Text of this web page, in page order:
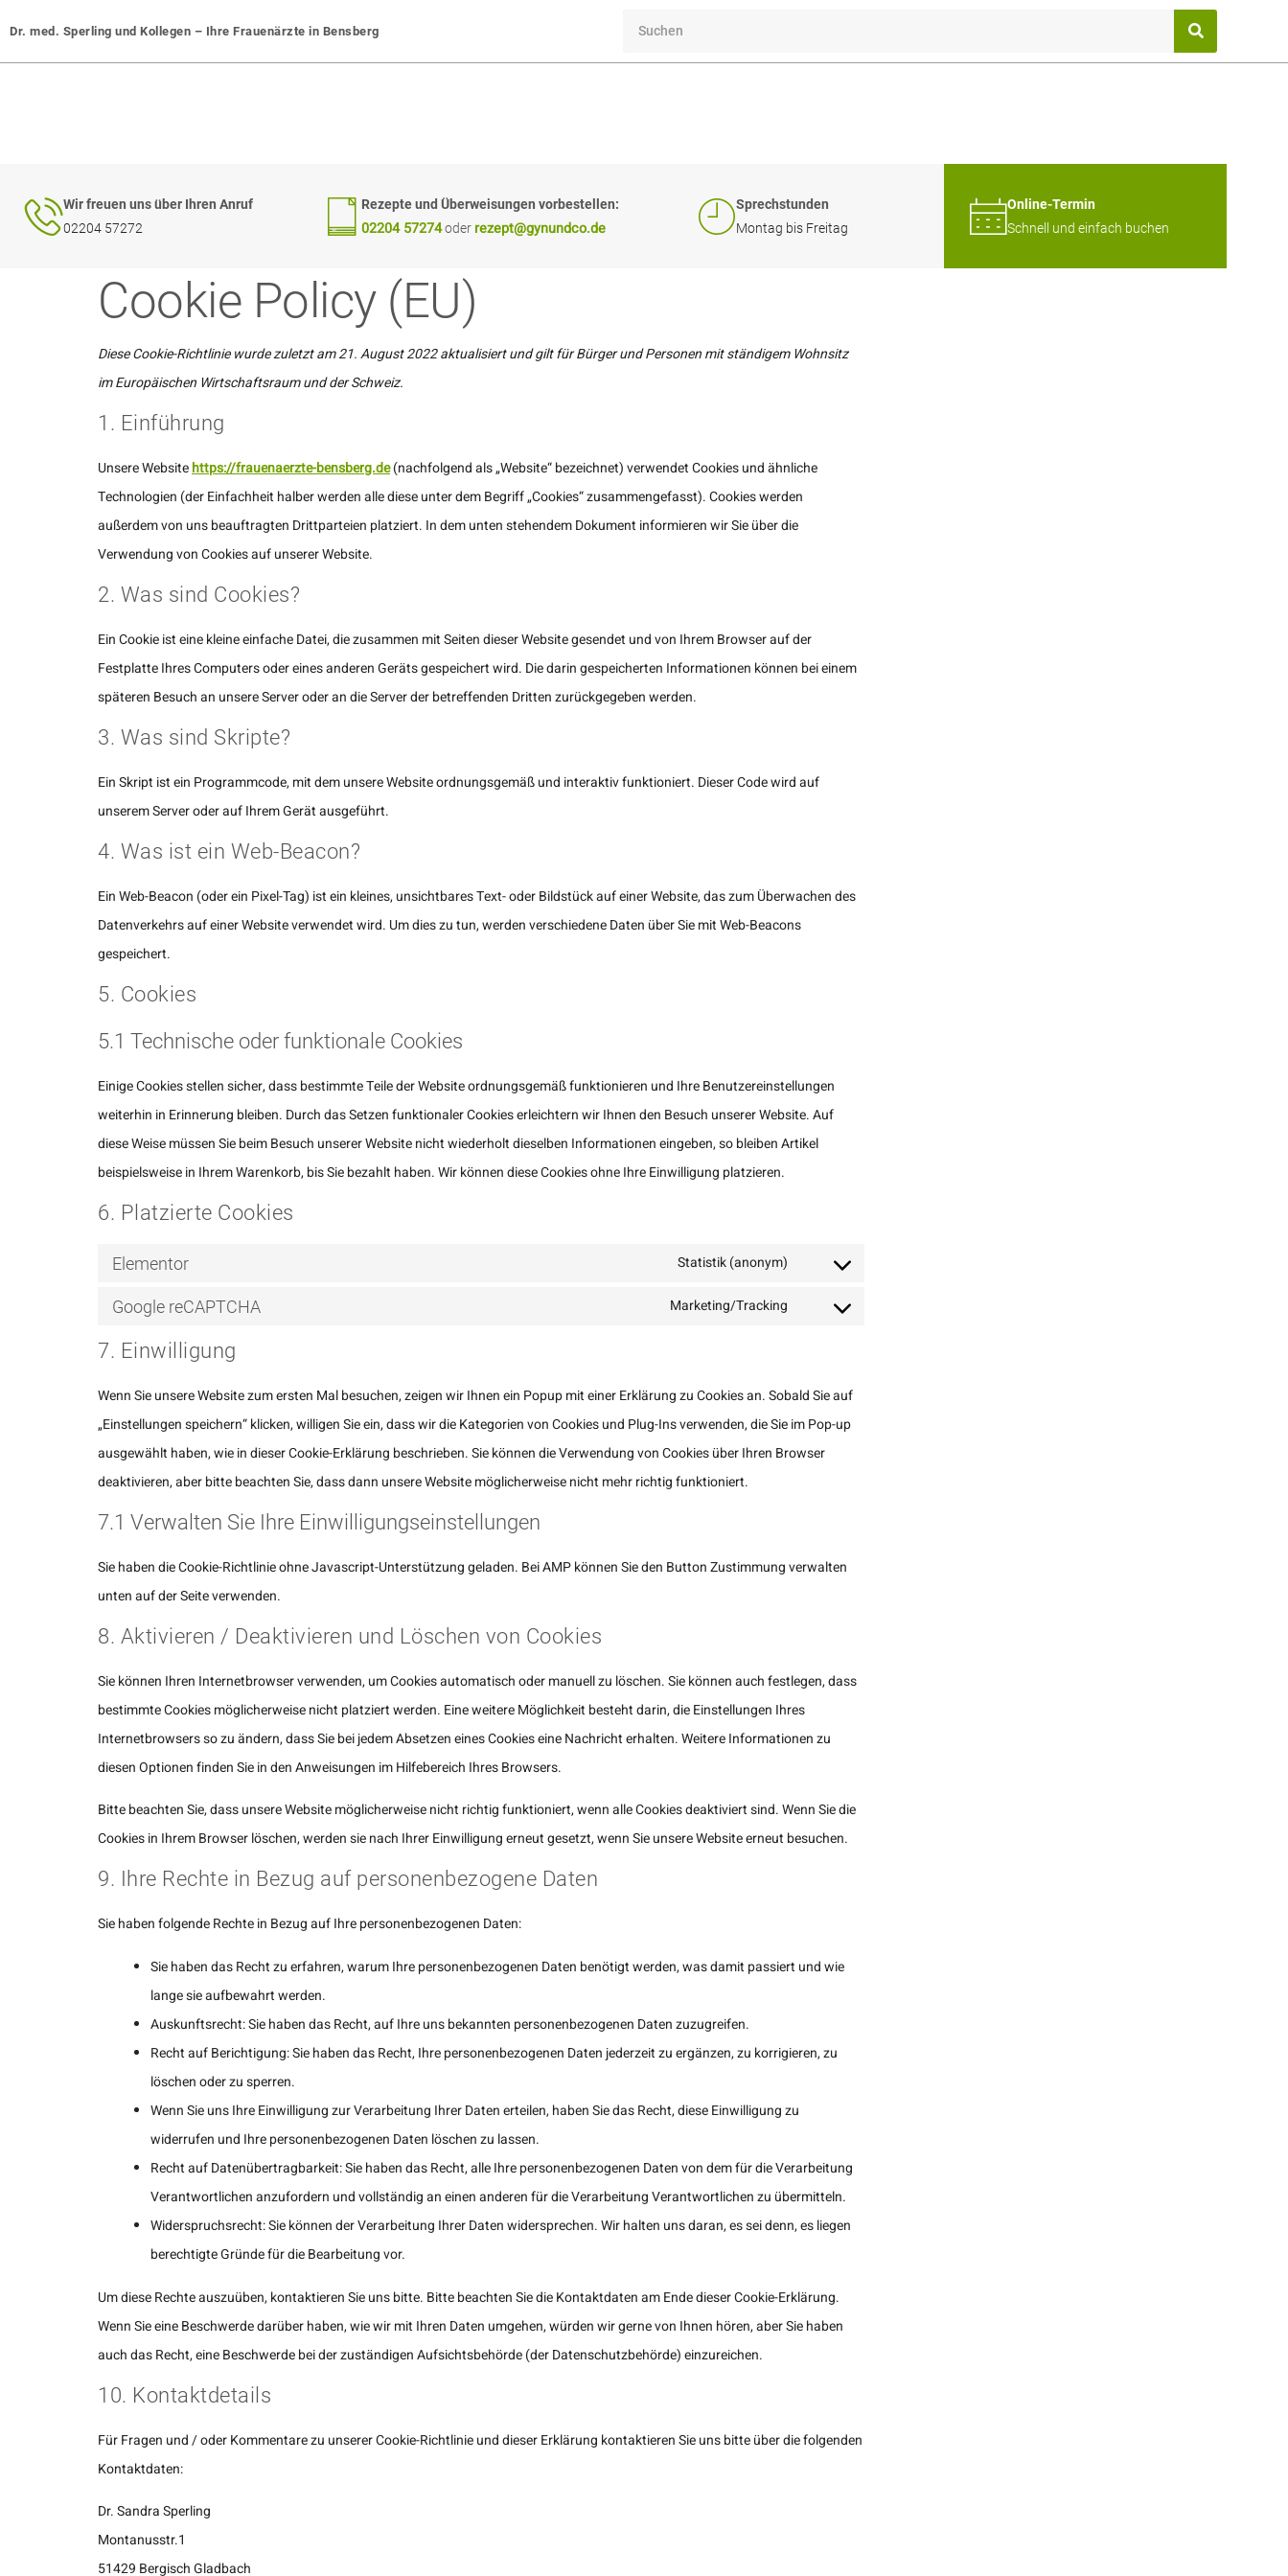
Dr. med. Sperling und Kollegen – Ihre Frauenärzte in Bensberg
Wir freuen uns über Ihren Anruf
02204 57272
Rezepte und Überweisungen vorbestellen:
02204 57274oder rezept@gynundco.de
Sprechstunden
Montag bis Freitag
Online-Termin
Schnell und einfach buchen
Cookie Policy (EU)
Diese Cookie-Richtlinie wurde zuletzt am 21. August 2022 aktualisiert und gilt für Bürger und Personen mit ständigem Wohnsitz
im Europäischen Wirtschaftsraum und der Schweiz.
1. Einführung
Unsere Websitehttps://frauenaerzte-bensberg.de(nachfolgend als „Website“ bezeichnet) verwendet Cookies und ähnliche
Technologien (der Einfachheit halber werden alle diese unter dem Begriff „Cookies“ zusammengefasst). Cookies werden
außerdem von uns beauftragten Drittparteien platziert. In dem unten stehendem Dokument informieren wir Sie über die
Verwendung von Cookies auf unserer Website.
2. Was sind Cookies?
Ein Cookie ist eine kleine einfache Datei, die zusammen mit Seiten dieser Website gesendet und von Ihrem Browser auf der
Festplatte Ihres Computers oder eines anderen Geräts gespeichert wird. Die darin gespeicherten Informationen können bei einem
späteren Besuch an unsere Server oder an die Server der betreffenden Dritten zurückgegeben werden.
3. Was sind Skripte?
Ein Skript ist ein Programmcode, mit dem unsere Website ordnungsgemäß und interaktiv funktioniert. Dieser Code wird auf
unserem Server oder auf Ihrem Gerät ausgeführt.
4. Was ist ein Web-Beacon?
Ein Web-Beacon (oder ein Pixel-Tag) ist ein kleines, unsichtbares Text- oder Bildstück auf einer Website, das zum Überwachen des
Datenverkehrs auf einer Website verwendet wird. Um dies zu tun, werden verschiedene Daten über Sie mit Web-Beacons
gespeichert.
5. Cookies
5.1 Technische oder funktionale Cookies
Einige Cookies stellen sicher, dass bestimmte Teile der Website ordnungsgemäß funktionieren und Ihre Benutzereinstellungen
weiterhin in Erinnerung bleiben. Durch das Setzen funktionaler Cookies erleichtern wir Ihnen den Besuch unserer Website. Auf
diese Weise müssen Sie beim Besuch unserer Website nicht wiederholt dieselben Informationen eingeben, so bleiben Artikel
beispielsweise in Ihrem Warenkorb, bis Sie bezahlt haben. Wir können diese Cookies ohne Ihre Einwilligung platzieren.
6. Platzierte Cookies
Elementor Statistik (anonym)
Google reCAPTCHA Marketing/Tracking
7. Einwilligung
Wenn Sie unsere Website zum ersten Mal besuchen, zeigen wir Ihnen ein Popup mit einer Erklärung zu Cookies an. Sobald Sie auf
„Einstellungen speichern“ klicken, willigen Sie ein, dass wir die Kategorien von Cookies und Plug-Ins verwenden, die Sie im Pop-up
ausgewählt haben, wie in dieser Cookie-Erklärung beschrieben. Sie können die Verwendung von Cookies über Ihren Browser
deaktivieren, aber bitte beachten Sie, dass dann unsere Website möglicherweise nicht mehr richtig funktioniert.
7.1 Verwalten Sie Ihre Einwilligungseinstellungen
Sie haben die Cookie-Richtlinie ohne Javascript-Unterstützung geladen. Bei AMP können Sie den Button Zustimmung verwalten
unten auf der Seite verwenden.
8. Aktivieren / Deaktivieren und Löschen von Cookies
Sie können Ihren Internetbrowser verwenden, um Cookies automatisch oder manuell zu löschen. Sie können auch festlegen, dass
bestimmte Cookies möglicherweise nicht platziert werden. Eine weitere Möglichkeit besteht darin, die Einstellungen Ihres
Internetbrowsers so zu ändern, dass Sie bei jedem Absetzen eines Cookies eine Nachricht erhalten. Weitere Informationen zu
diesen Optionen finden Sie in den Anweisungen im Hilfebereich Ihres Browsers.
Bitte beachten Sie, dass unsere Website möglicherweise nicht richtig funktioniert, wenn alle Cookies deaktiviert sind. Wenn Sie die
Cookies in Ihrem Browser löschen, werden sie nach Ihrer Einwilligung erneut gesetzt, wenn Sie unsere Website erneut besuchen.
9. Ihre Rechte in Bezug auf personenbezogene Daten
Sie haben folgende Rechte in Bezug auf Ihre personenbezogenen Daten:
Sie haben das Recht zu erfahren, warum Ihre personenbezogenen Daten benötigt werden, was damit passiert und wie
lange sie aufbewahrt werden.
Auskunftsrecht: Sie haben das Recht, auf Ihre uns bekannten personenbezogenen Daten zuzugreifen.
Recht auf Berichtigung: Sie haben das Recht, Ihre personenbezogenen Daten jederzeit zu ergänzen, zu korrigieren, zu
löschen oder zu sperren.
Wenn Sie uns Ihre Einwilligung zur Verarbeitung Ihrer Daten erteilen, haben Sie das Recht, diese Einwilligung zu
widerrufen und Ihre personenbezogenen Daten löschen zu lassen.
Recht auf Datenübertragbarkeit: Sie haben das Recht, alle Ihre personenbezogenen Daten von dem für die Verarbeitung
Verantwortlichen anzufordern und vollständig an einen anderen für die Verarbeitung Verantwortlichen zu übermitteln.
Widerspruchsrecht: Sie können der Verarbeitung Ihrer Daten widersprechen. Wir halten uns daran, es sei denn, es liegen
berechtigte Gründe für die Bearbeitung vor.
Um diese Rechte auszuüben, kontaktieren Sie uns bitte. Bitte beachten Sie die Kontaktdaten am Ende dieser Cookie-Erklärung.
Wenn Sie eine Beschwerde darüber haben, wie wir mit Ihren Daten umgehen, würden wir gerne von Ihnen hören, aber Sie haben
auch das Recht, eine Beschwerde bei der zuständigen Aufsichtsbehörde (der Datenschutzbehörde) einzureichen.
10. Kontaktdetails
Für Fragen und / oder Kommentare zu unserer Cookie-Richtlinie und dieser Erklärung kontaktieren Sie uns bitte über die folgenden
Kontaktdaten:
Dr. Sandra Sperling
Montanusstr.1
51429 Bergisch Gladbach